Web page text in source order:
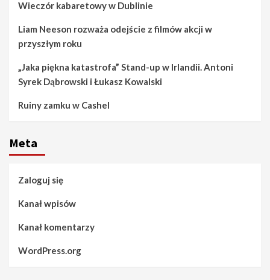
Wieczór kabaretowy w Dublinie
Liam Neeson rozważa odejście z filmów akcji w
przyszłym roku
„Jaka piękna katastrofa” Stand-up w Irlandii. Antoni
Syrek Dąbrowski i Łukasz Kowalski
Ruiny zamku w Cashel
Meta
Zaloguj się
Kanał wpisów
Kanał komentarzy
WordPress.org